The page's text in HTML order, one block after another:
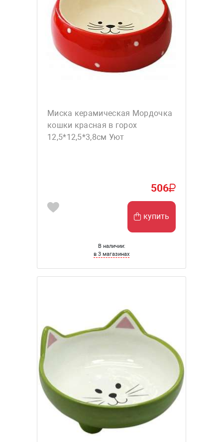
Миска керамическая Мордочка
кошки красная в горох
12,5*12,5*3,8см Уют
506
купить
В наличии:
в 3 магазинах